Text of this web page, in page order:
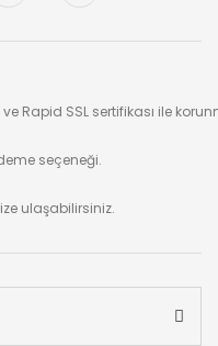
Rapid SSL sertifikası ile
seçeneği.
ulaşabilirsiniz.